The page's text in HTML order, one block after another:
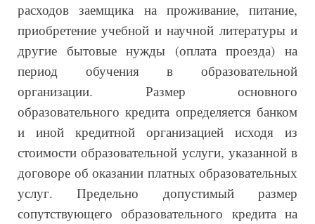
расходов заемщика на проживание, питание,
приобретение учебной и научной литературы и
другие бытовые нужды (оплата проезда) на
период обучения в образовательной
организации. Размер основного
образовательного кредита определяется банком
и иной кредитной организацией исходя из
стоимости образовательной услуги, указанной в
договоре об оказании платных образовательных
услуг. Предельно допустимый размер
сопутствующего образовательного кредита на